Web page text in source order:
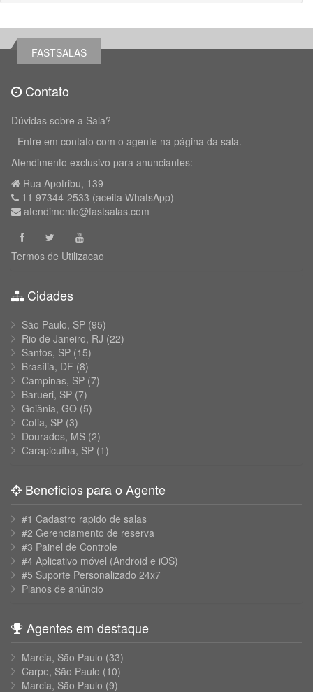
FASTSALAS
Contato
Dúvidas sobre a Sala?
- Entre em contato com o agente na página da sala.
Atendimento exclusivo para anunciantes:
Rua Apotribu, 139
11 97344-2533 (aceita WhatsApp)
atendimento@fastsalas.com
Termos de Utilizacao
Cidades
São Paulo, SP (95)
Rio de Janeiro, RJ (22)
Santos, SP (15)
Brasília, DF (8)
Campinas, SP (7)
Barueri, SP (7)
Goiânia, GO (5)
Cotia, SP (3)
Dourados, MS (2)
Carapicuíba, SP (1)
Beneficios para o Agente
#1 Cadastro rapido de salas
#2 Gerenciamento de reserva
#3 Painel de Controle
#4 Aplicativo móvel (Android e iOS)
#5 Suporte Personalizado 24x7
Planos de anúncio
Agentes em destaque
Marcia, São Paulo (33)
Carpe, São Paulo (10)
Marcia, São Paulo (9)